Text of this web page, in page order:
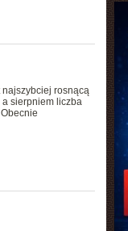
rosnącą
sierpniem liczba